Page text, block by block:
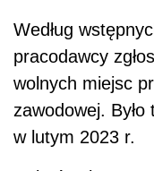
Według
pracodawcy
wolnych miejsc
zawodowej.
w lutym 2023 r.